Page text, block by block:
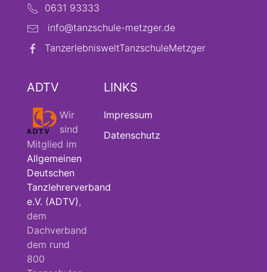
0631 93333
info@tanzschule-metzger.de
TanzerlebnisweltTanzschuleMetzger
ADTV
Wir
sind
Mitglied im
Allgemeinen
Deutschen
Tanzlehrerverband
e.V. (ADTV) ,
dem
Dachverband
dem rund
800
LINKS
Impressum
Datenschutz